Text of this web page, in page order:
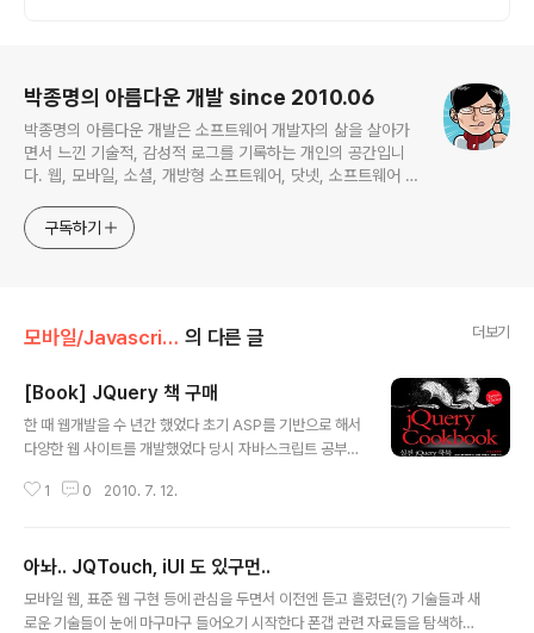
박종명의 아름다운 개발 since 2010.06
박종명의 아름다운 개발은 소프트웨어 개발자의 삶을 살아가
면서 느낀 기술적, 감성적 로그를 기록하는 개인의 공간입니
다. 웹, 모바일, 소셜, 개방형 소프트웨어, 닷넷, 소프트웨어 공
술 분야를 위주로 글을 채워나갈 예정입니다. 간혹 무의미한
잡설도 포함한채...
구독하기
모바일/Javascript 의 다른 글 더보기
[Book] JQuery 책 구매
한 때 웹개발을 수 년간 했었다 초기 ASP를 기반으로 해서
다양한 웹 사이트를 개발했었다 당시 자바스크립트 공부도
로그램을 수 년간 개발하면서 웹 개발을 조금 멀리 했었다
보았으며 코드보다는 성능, 가용성, 연동, 안정성 등을 위주
의 관리적 경험이 대부분이었다 그리고 지금... 모바일 웹
부문을 맡게 되면서 다시 웹을 실무수준으로 개발하게 되
1 0 2010. 7. 12.
아놔.. JQTouch, iUI 도 있구먼..
모바일 웹, 표준 웹 구현 등에 관심을 두면서 이전엔 듣고 흘렸던(?) 기술들과 새
로운 기술들이 눈에 마구마구 들어오기 시작한다 폰갭 관련 자료들을 탐색하다